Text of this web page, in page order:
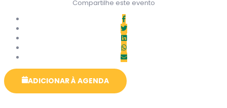
Compartilhe este evento
ADICIONAR À AGENDA